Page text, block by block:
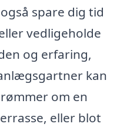
spare dig tid
vedligeholde
og erfaring,
kan
om en
eller blot